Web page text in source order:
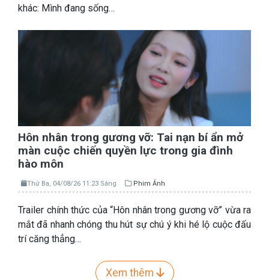
khác: Mình đang sống…
Hôn nhân trong gương vỡ: Tai nạn bí ẩn mở
màn cuộc chiến quyền lực trong gia đình
hào môn
Thứ Ba, 04/08/26 11:23 Sáng Phim Ảnh
Trailer chính thức của “Hôn nhân trong gương vỡ” vừa ra
mắt đã nhanh chóng thu hút sự chú ý khi hé lộ cuộc đấu
trí căng thẳng…
Xem thêm